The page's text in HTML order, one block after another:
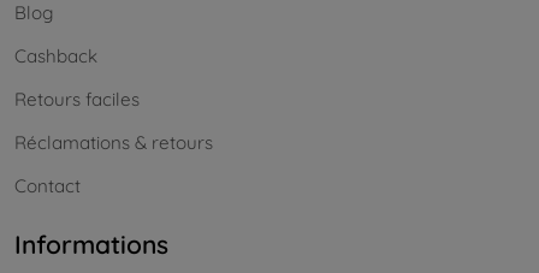
Blog
Cashback
Retours faciles
Réclamations & retours
Contact
Informations